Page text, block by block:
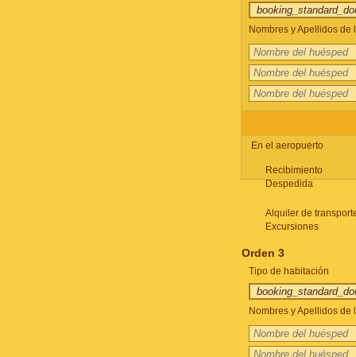
Nombres y Apellidos
En el aeropuerto
Recibimiento
Despedida
Alquiler de
Excursiones
Orden 3
Tipo de habitación
Nombres y Apellidos